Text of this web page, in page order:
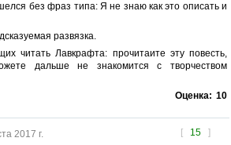
без фраз типа: Я не знаю как это описать и
развязка.
читать Лавкрафта: прочитаите эту повесть,
дальше не знакомится с творчеством
Оценка: 10
[ 15 ]
2017 г.